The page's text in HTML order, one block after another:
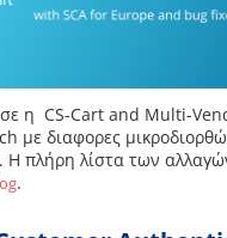
η CS-Cart and Multi-
με διαφορες
Η πλήρη λίστα των
.